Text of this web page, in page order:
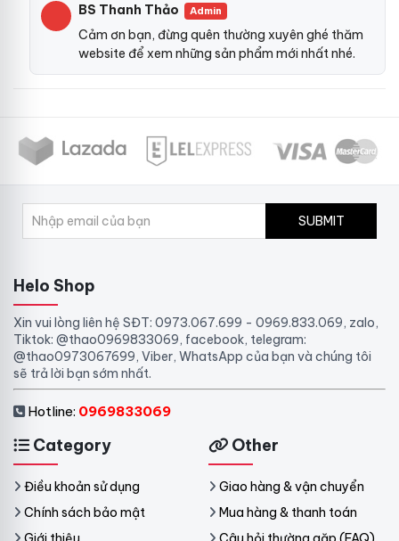
BS Thanh Thảo Admin
Cảm ơn bạn, đừng quên thường xuyên ghé thăm
website để xem những sản phẩm mới nhất nhé.
SUBMIT
Helo Shop
Xin vui lòng liên hệ SĐT: 0973.067.699 - 0969.833.069, zalo,
Tiktok: @thao0969833069, facebook, telegram:
@thao0973067699, Viber, WhatsApp của bạn và chúng tôi
sẽ trả lời bạn sớm nhất.
Hotline: 0969833069
Category
Điều khoản sử dụng
Chính sách bảo mật
Other
Giao hàng & vận chuyển
Mua hàng & thanh toán